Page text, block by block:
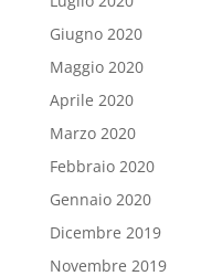
Giugno 2020
Maggio 2020
Aprile 2020
Marzo 2020
Febbraio 2020
Gennaio 2020
Dicembre 2019
Novembre 2019